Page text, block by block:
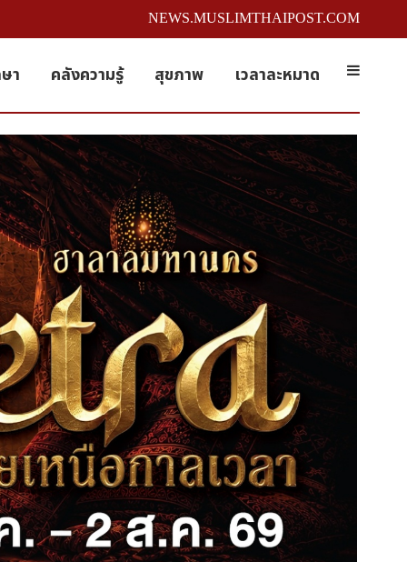
NEWS.MUSLIMTHAIPOST.COM
า คลังความรู้ สุขภาพ เวลาละหมาด